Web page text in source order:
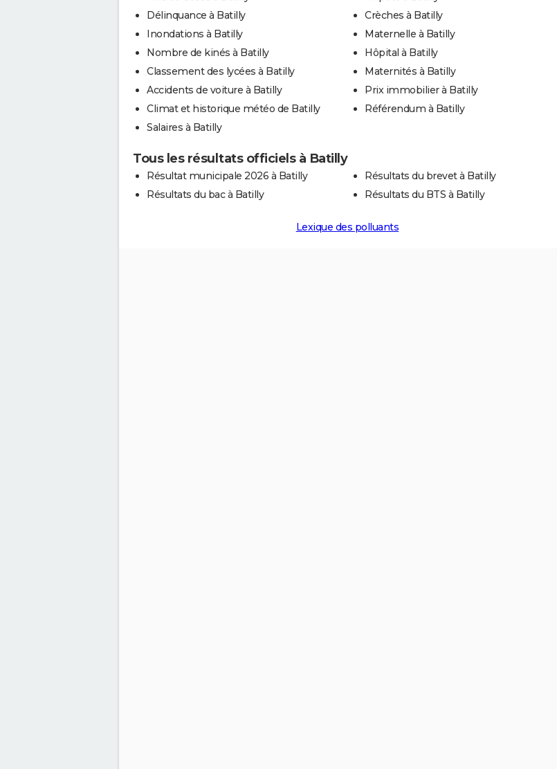
Délinquance à Batilly
Inondations à Batilly
Nombre de kinés à Batilly
Classement des lycées à Batilly
Accidents de voiture à Batilly
Climat et historique météo de Batilly
Salaires à Batilly
Crèches à Batilly
Maternelle à Batilly
Hôpital à Batilly
Maternités à Batilly
Prix immobilier à Batilly
Référendum à Batilly
Tous les résultats officiels à Batilly
Résultat municipale 2026 à Batilly
Résultats du bac à Batilly
Résultats du brevet à Batilly
Résultats du BTS à Batilly
Lexique des polluants